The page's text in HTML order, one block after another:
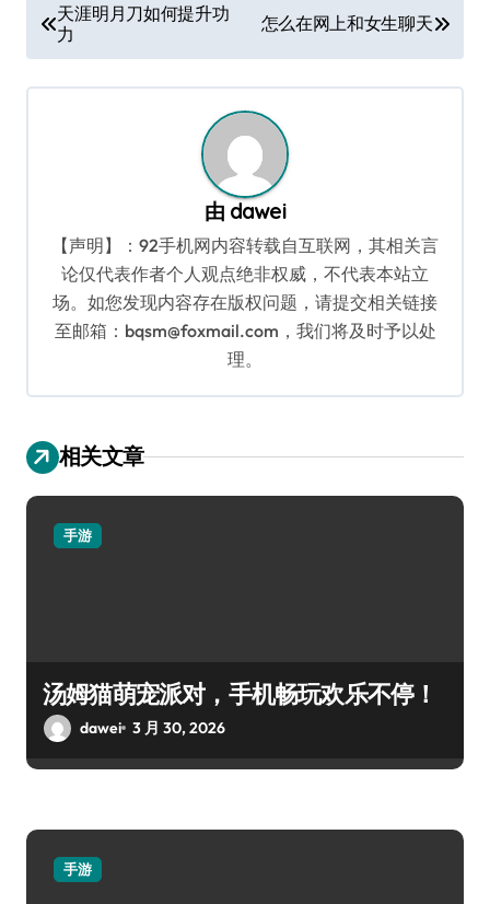
章
导
天涯明月刀如何提升功
力
怎么在网上和女生聊天
由 dawei
【声明】：92手机网内容转载自互联网，其相关言
论仅代表作者个人观点绝非权威，不代表本站立
场。如您发现内容存在版权问题，请提交相关链接
至邮箱：bqsm@foxmail.com，我们将及时予以处
理。
相关文章
手游
汤姆猫萌宠派对，手机畅玩欢乐不停！
dawei 3 月 30, 2026
手游